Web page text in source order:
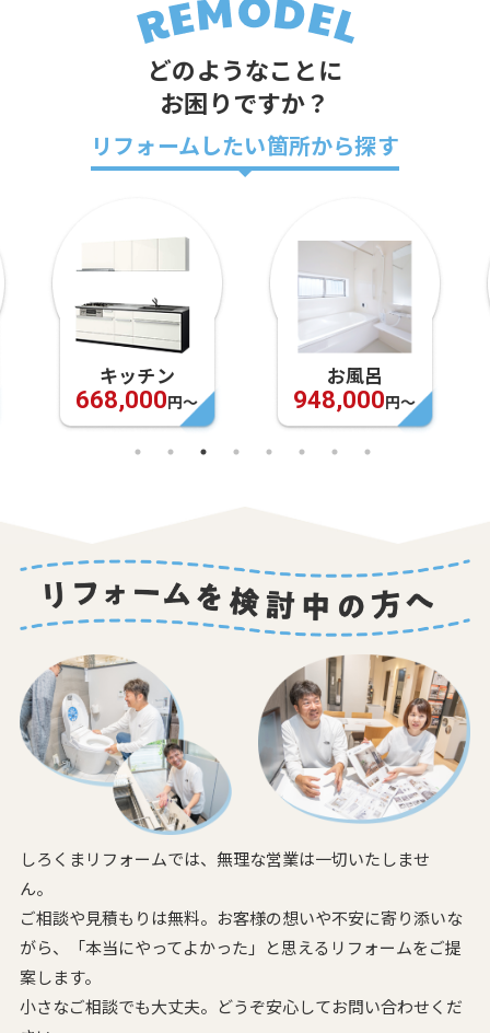
どのようなことに
お困りですか？
リフォームしたい箇所から探す
キッチン
668,000円〜
お風呂
948,000円〜
しろくまリフォームでは、無理な営業は一切いたしませ
ん。
ご相談や見積もりは無料。お客様の想いや不安に寄り添いな
がら、
「本当にやってよかった」と思えるリフォームをご提
案します。
小さなご相談でも大丈夫。どうぞ安心してお問い合わせくだ